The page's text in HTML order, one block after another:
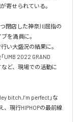
寄せられている。
閉店した神奈川屈指の
を満員に。
い大盛況の結果に。
UMB 2022 GRAND
など、現場での活動に
bitch,I’m perfect」な
、現行HIPHOPの最前線